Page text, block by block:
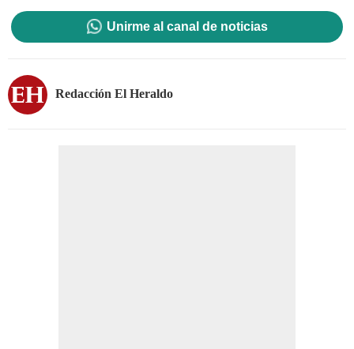
Unirme al canal de noticias
Redacción El Heraldo